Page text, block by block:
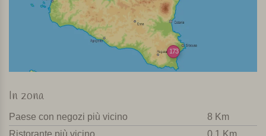
173
In zona
Paese con negozi più vicino
8 Km
Ristorante più vicino
0,1 Km